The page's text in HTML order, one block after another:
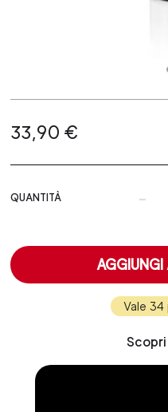
33,90 €
QUANTITÀ -
Vale